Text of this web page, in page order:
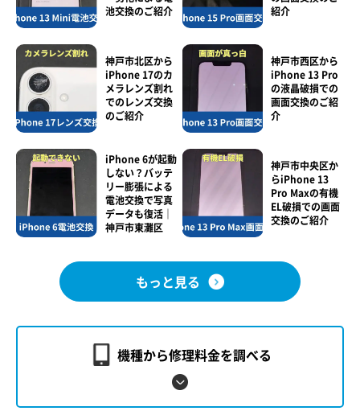
池交換のご紹介
紹介
神戸市北区から
iPhone 17のカ
メラレンズ割れ
でのレンズ交換
のご紹介
神戸市西区から
iPhone 13 Pro
の液晶破損での
画面交換のご紹
介
iPhone 6が起動
しない？バッテ
リー膨張による
電池交換で写真
データも復活｜
神戸市東灘区
神戸市中央区か
らiPhone 13
Pro Maxの有機
EL破損での画面
交換のご紹介
もっと見る
機種から修理料金を調べる